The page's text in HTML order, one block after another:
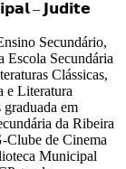
– 𝗝𝘂𝗱𝗶𝘁𝗲
Secundário,
Escola Secundária
Clássicas,
e Literatura
em
da Ribeira
Clube de Cinema
Municipal